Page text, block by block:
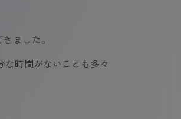
ました。
時間がないことも多々